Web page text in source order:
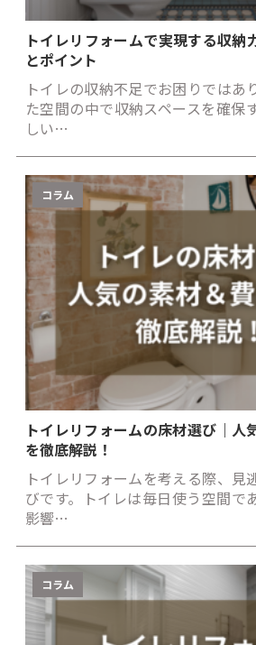
トイレリフォームで実現する収納
とポイント
トイレの収納不足でお困りではあ
た空間の中で収納スペースを確保
しい…
コラム
トイレリフォームの床材選び｜人
を徹底解説！
トイレリフォームを考える際、見
びです。トイレは毎日使う空間で
影響…
コラム